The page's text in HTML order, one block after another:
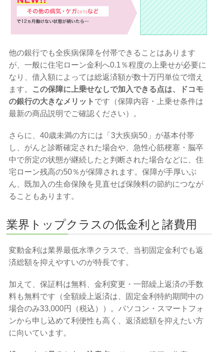
他の銀行でも全疾病保障を付帯できることはあります
が、一般に住宅ローン金利へ0.1％程度の上乗せが必要に
なり、借入額によっては総返済額が数十万円単位で増え
ます。 この保障に上乗せなしで加入できる点は、ドコモ
の銀行の大きなメリット です（保障内容・上乗せ条件は
最新の商品説明でご確認ください）。
さらに、40歳未満の方には「3大疾病50」が基本付帯
し、がんと診断確定された場合や、急性心筋梗塞・脳卒
中で所定の状態が継続したと判断された場合などに、住
宅ローン残高の50％が保障されます。保障が手厚いぶ
ん、既加入の生命保険を見直せば保険料の節約につなが
ることもあります。
業界トップクラスの低金利と諸費用
変動金利は業界最低水準クラスで、当初固定金利でも返
済総額を抑えやすいのが特長です。
加えて、保証料は無料、金利変更・一部繰上返済の手数
料も無料です（全額繰上返済は、固定金利特約期間中の
場合のみ33,000円（税込））。パソコン・スマートフォ
ンから申し込めて利便性も高く、返済総額を抑えたい方
に向いています。